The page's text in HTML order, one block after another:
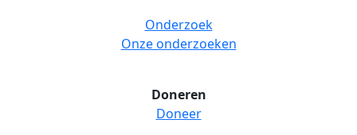
Onderzoek
Onze onderzoeken
Doneren
Doneer